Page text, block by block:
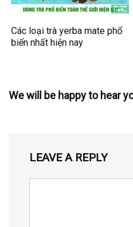
Các loại trà yerba mate phổ
biến nhất hiện nay
We will be happy to hear
LEAVE A REPLY